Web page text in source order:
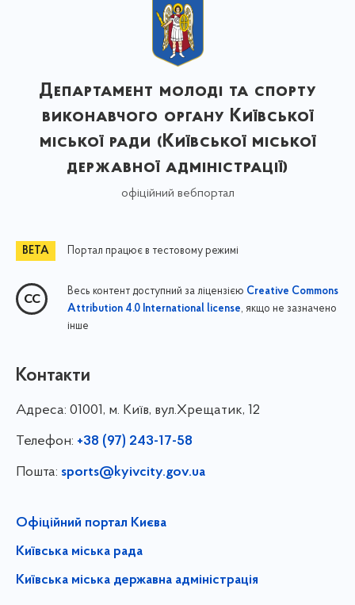
Департамент молоді та спорту
виконавчого органу Київської
міської ради (Київської міської
державної адміністрації)
офіційний вебпортал
Портал працює в тестовому режимі
Весь контент доступний за ліцензією Creative Commons
Attribution 4.0 International license, якщо не зазначено
інше
Контакти
Адреса: 01001, м. Київ, вул.Хрещатик, 12
Телефон: +38 (97) 243-17-58
Пошта: sports@kyivcity.gov.ua
Офіційний портал Києва
Київська міська рада
Київська міська державна адміністрація